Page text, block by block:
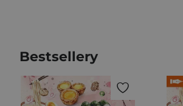
Bestsellery